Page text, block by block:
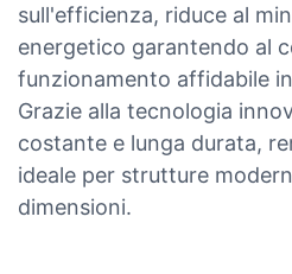
sull'efficienza, riduce al
energetico garantendo al
funzionamento affidabile
Grazie alla tecnologia
costante e lunga durata,
ideale per strutture
dimensioni.